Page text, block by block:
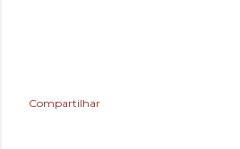
Compartilhar